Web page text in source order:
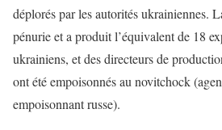
déplorés par les autorités ukrainiennes.
pénurie et a produit l’équivalent de 18
ukrainiens, et des directeurs de
ont été empoisonnés au novitchock
empoisonnant russe).